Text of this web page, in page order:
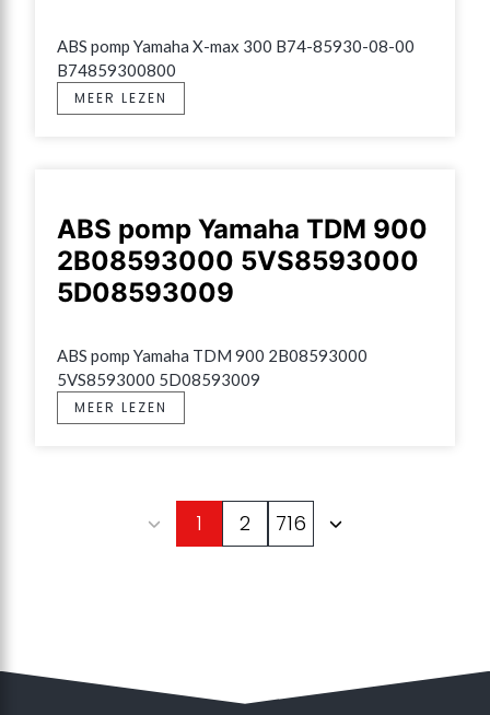
ABS pomp Yamaha X-max 300 B74-85930-08-00
B74859300800
MEER LEZEN
ABS pomp Yamaha TDM 900
2B08593000 5VS8593000
5D08593009
ABS pomp Yamaha TDM 900 2B08593000
5VS8593000 5D08593009
MEER LEZEN
1 2 716